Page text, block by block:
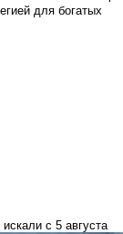
для богатых
с 5 августа